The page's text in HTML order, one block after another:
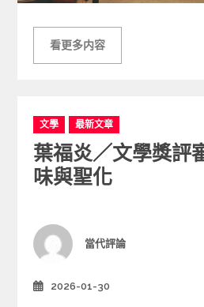
看更多内容
C
a
t
e
g
i
e
文學 最新文章
葉福炎／文學獎評
味與聖化
Author
當代評論
2026-01-30